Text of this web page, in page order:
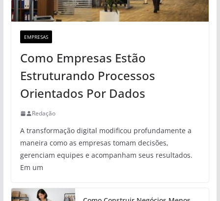
EMPRESAS
Como Empresas Estão
Estruturando Processos
Orientados Por Dados
Redação
A transformação digital modificou profundamente a
maneira como as empresas tomam decisões,
gerenciam equipes e acompanham seus resultados.
Em um